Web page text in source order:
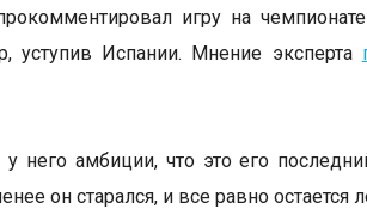
игру на
уступив Испании. Мнение эксперта
амбиции, что это его
он старался, и все равно остается